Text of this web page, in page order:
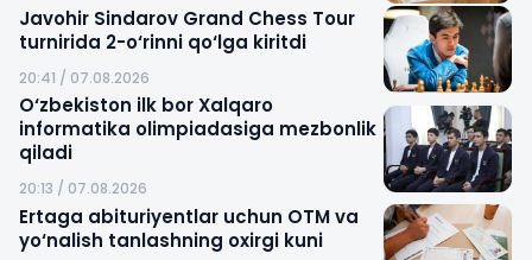
Javohir Sindarov Grand Chess Tour
turnirida 2-o‘rinni qo‘lga kiritdi
20:41 / 07.08.2026
O‘zbekiston ilk bor Xalqaro
informatika olimpiadasiga mezbonlik
qiladi
20:13 / 07.08.2026
Ertaga abituriyentlar uchun OTM va
yo‘nalish tanlashning oxirgi kuni